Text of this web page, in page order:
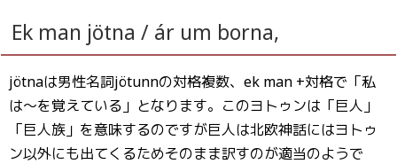
Ek man jötna / ár um borna,
jötnaは男性名詞jötunnの対格複数、ek man +対格で「私
は〜を覚えている」となります。このヨトゥンは「巨人」
「巨人族」を意味するのですが巨人は北欧神話にはヨトゥ
ン以外にも出てくるためそのまま訳すのが適当のようで